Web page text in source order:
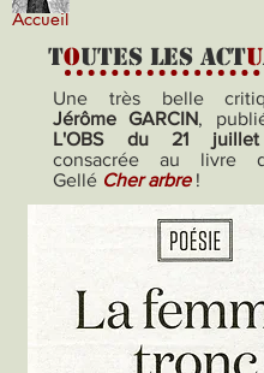
Accueil
Toutes les actu
Une très belle
Jérôme GARCIN,
L'OBS du 21
consacrée au livre
Gellé Cher arbre!